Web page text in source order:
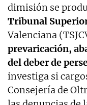
dimisión se
Tribunal
Valenciana
prevaricación,
del deber de
investiga si
Consejería de